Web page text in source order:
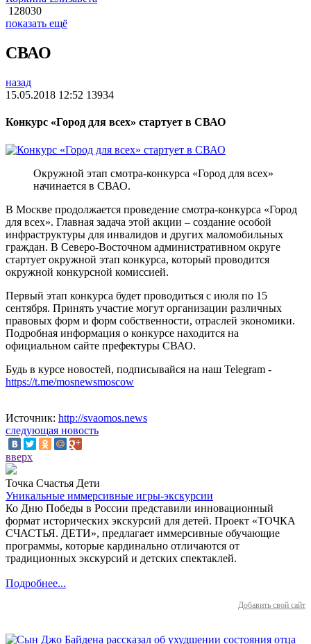
128030
показать ещё
СВАО
назад
15.05.2018 12:52 13934
Конкурс «Город для всех» стартует в СВАО
Окружной этап смотра-конкурса «Город для всех»
начинается в СВАО.
В Москве продолжается проведение смотра-конкурса «Город
для всех». Главная задача этой акции – создание особой
инфраструктуры для инвалидов и других маломобильных
граждан. В Северо-Восточном административном округе
стартует окружной этап конкурса, который проводится
окружной конкурсной комиссией.
Первый этап конкурса будет проводиться с июля по 15
сентября. Принять участие могут организации различных
правовых форм и форм собственности, отраслей экономики.
Подробная информация о конкурсе находится на
официальном сайте префектуры СВАО.
Будь в курсе новостей, подписывайся на наш Telegram -
https://t.me/mosnewsmoscow
Источник: http://svaomos.news
следующая новость
вверх
Точка Счастья Дети
Уникальные иммерсивные игры-экскурсии
Ко Дню Победы в России представили инновационный
формат исторических экскурсий для детей. Проект «ТОЧКА
СЧАСТЬЯ. ДЕТИ», предлагает иммерсивные обучающие
программы, которые кардинально отличаются от
традиционных экскурсий и детских спектаклей.
Подробнее...
Добавить свой сайт